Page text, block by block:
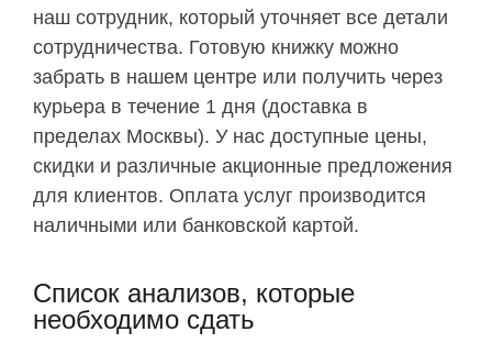
наш сотрудник, который уточняет все детали
сотрудничества. Готовую книжку можно
забрать в нашем центре или получить через
курьера в течение 1 дня (доставка в
пределах Москвы). У нас доступные цены,
скидки и различные акционные предложения
для клиентов. Оплата услуг производится
наличными или банковской картой.
Список анализов, которые
необходимо сдать